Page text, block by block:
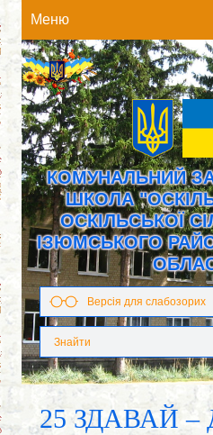
Meню
КОМУНАЛЬНИЙ
ШКОЛА
ОСКІЛЬСЬКОЇ
ІЗЮМСЬКОГО
Версія для слабозорих
25 ЗДАВАЙ –